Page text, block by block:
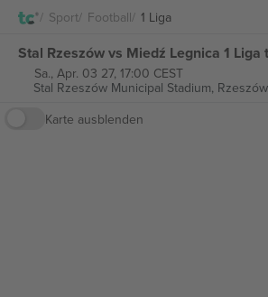
Sport Football 1 Liga
Sa., Apr. 03 27, 17:00 CEST
Stal Rzeszów Municipal Stadium,
Karte ausblenden